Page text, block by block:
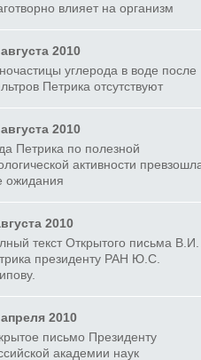
влияет на организм
2010
углерода в воде после
Петрика отсутствуют
2010
Петрика по полезной
активности
ожидания
2010
текст Открытого письма В.И.
президенту РАН Ю.С.
2010
письмо Президенту
академии наук